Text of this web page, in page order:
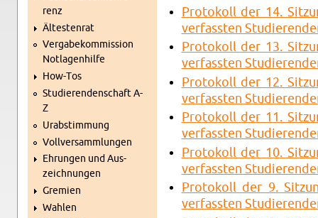
renz
Äl­tes­ten­rat
Ver­ga­be­kom­mis­si­on
Not­la­gen­hil­fe
How-Tos
Stu­die­ren­den­schaft A-
Z
Ur­ab­stim­mung
Voll­ver­samm­lun­gen
Eh­run­gen und Aus­
zeich­nun­gen
Gre­mi­en
Wah­len
Pro­to­koll der 14.
ver­fass­ten
Pro­to­koll der 13.
ver­fass­ten
Pro­to­koll der 12.
ver­fass­ten
Pro­to­koll der 11.
ver­fass­ten
Pro­to­koll der 10.
ver­fass­ten
Pro­to­koll der 9.
ver­fass­ten